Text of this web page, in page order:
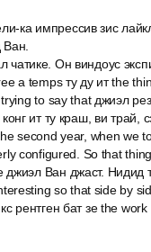
ка импрессив зис
Он виндоус
a temps ту ду ит the
to say that джиэл
ит ту краш, ви
second year, when we
configured. So that
Ван джаст. Нидид
so that side by
рентген бат зе the